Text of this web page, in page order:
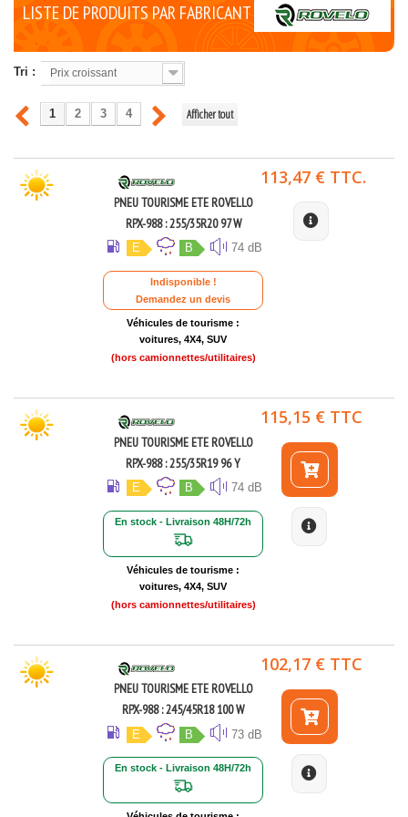
LISTE DE PRODUITS PAR FABRICANT
Tri : Prix croissant
Afficher tout
1 2 3 4
PNEU TOURISME ETE ROVELLO
RPX-988 : 255/35R20 97 W
E B 74 dB
Indisponible !
Demandez un devis
Véhicules de tourisme :
voitures, 4X4, SUV
(hors camionnettes/utilitaires)
113,47 € TTC.
PNEU TOURISME ETE ROVELLO
RPX-988 : 255/35R19 96 Y
E B 74 dB
En stock - Livraison 48H/72h
Véhicules de tourisme :
voitures, 4X4, SUV
(hors camionnettes/utilitaires)
115,15 € TTC
PNEU TOURISME ETE ROVELLO
RPX-988 : 245/45R18 100 W
E B 73 dB
En stock - Livraison 48H/72h
102,17 € TTC